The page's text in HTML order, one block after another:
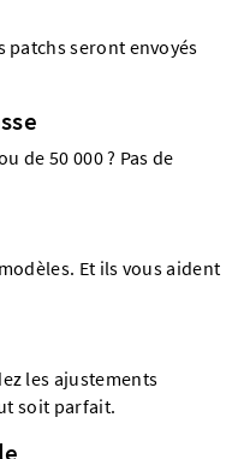
patchs seront envoyés
de 50 000 ? Pas de
Et ils vous aident
les ajustements
soit parfait.